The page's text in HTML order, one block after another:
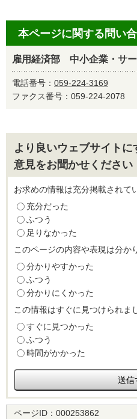
本ページに関する問い
雇用経済部 中小企業・サ
電話番号： 059-224-3169
ファクス番号：059-224-2078
より良いウェブサイト
意見をお聞かせください
お求めの情報は充分掲載されて
充分だった
ふつう
足りなかった
このページの内容や表現は分か
分かりやすかった
ふつう
分かりにくかった
この情報はすぐに見つけられま
すぐに見つかった
ふつう
時間がかかった
ページID： 000253862